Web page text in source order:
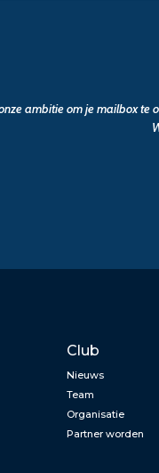
ambitie om je mailbox te
Club
Nieuws
Team
Organisatie
Partner worden